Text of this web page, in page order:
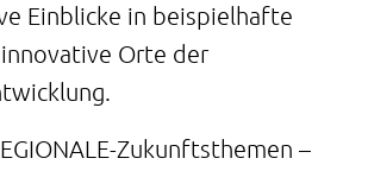
Einblicke in beispielhafte
Orte der
Zukunftsthemen –